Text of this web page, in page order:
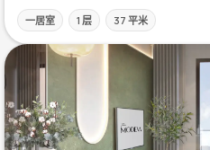
一居室 1 层 37 平米